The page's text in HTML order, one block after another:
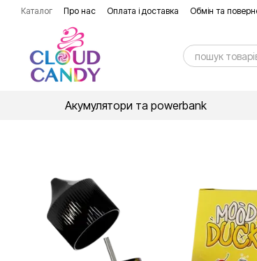
Перейти до основного контенту
Каталог Про нас Оплата і доставка Обмін та
Акумулятори та powerbank